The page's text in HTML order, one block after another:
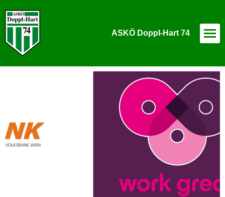
ASKÖ Doppl-Hart 74